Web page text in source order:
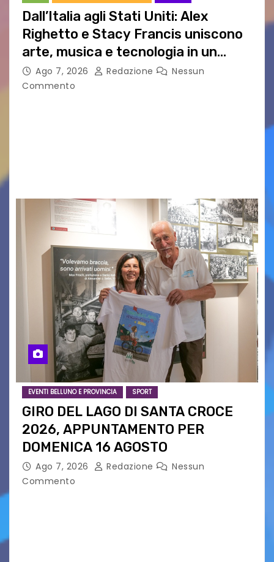
Dall’Italia agli Stati Uniti: Alex
Righetto e Stacy Francis uniscono
arte, musica e tecnologia in un
nuovo progetto internazionale”
Ago 7, 2026 Redazione
Nessun
Commento
EVENTI BELLUNO E PROVINCIA SPORT
GIRO DEL LAGO DI SANTA CROCE
2026, APPUNTAMENTO PER
DOMENICA 16 AGOSTO
Ago 7, 2026 Redazione
Nessun
Commento